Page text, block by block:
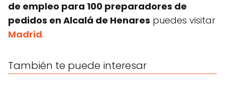
de empleo para 100 preparadores de
pedidos en Alcalá de Henares puedes visitar
Madrid.
También te puede interesar